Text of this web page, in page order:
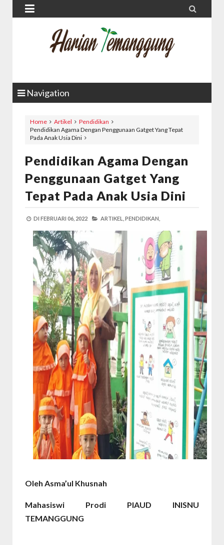
 
Navigation
Home Artikel
Pendidikan
Pendidikan Agama Dengan Penggunaan Gatget Yang Tepat
Pada Anak Usia Dini
Pendidikan Agama Dengan
Penggunaan Gatget Yang
Tepat Pada Anak Usia Dini
DI FEBRUARI 06, 2022 ARTIKEL, PENDIDIKAN,
Oleh Asma’ul Khusnah
Mahasiswi Prodi PIAUD INISNU
TEMANGGUNG